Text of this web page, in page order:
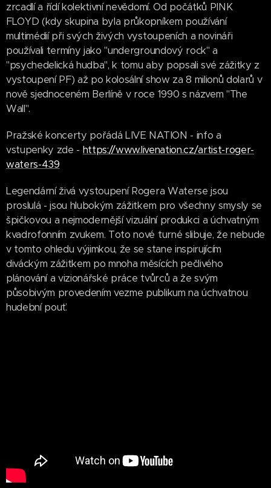
zrcadlí a řídí kolektivní nevědomí. Od počátků PINK
FLOYD (kdy skupina byla průkopníkem používání
multimédií při svých živých vystoupeních a novináři
používali termíny jako "undergroundový rock" a
"psychedelická hudba", k tomu aby popsali své zážitky z
vystoupení PF) až po kolosální show za 8 milionů dolarů v
nově sjednoceném Berlíně v roce 1990 s názvem "The
Wall".
Pražské koncerty pořádá LIVE NATION - info a
vstupenky zde - https://www.livenation.cz/artist-roger-
waters-439
Legendární živá vystoupení Rogera Waterse jsou
proslulá - jsou hlubokým zážitkem pro všechny smysly se
špičkovou a nejmodernější vizuální produkci a úchvatným
kvadrofonním zvukem. Toto nové turné slibuje, že nebude
v tomto ohledu výjimkou, že se stane inspirujícím
diváckým zážitkem po mnoha měsících pečlivého
plánování a vizionářské práce tvůrců a že svým
působivým provedením vezme publikum na úchvatnou
hudební pouť.